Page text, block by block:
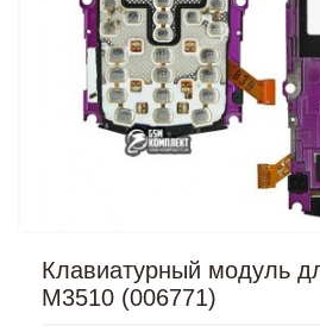
Клавиатурный модуль
M3510 (006771)